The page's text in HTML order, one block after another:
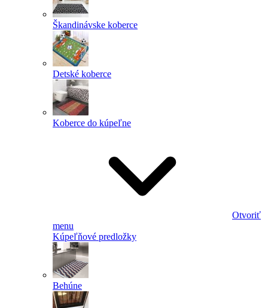
Škandinávske koberce
Detské koberce
Koberce do kúpeľne
Otvoriť
menu
Kúpeľňové predložky
Behúne